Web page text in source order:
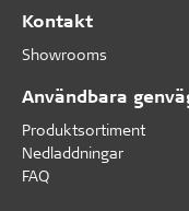
Kontakt
Showrooms
Användbara
Produktsortiment
Nedladdningar
FAQ